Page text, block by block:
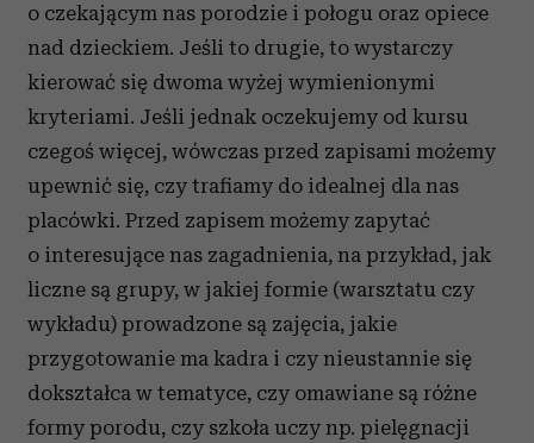
o czekającym nas porodzie i połogu oraz opiece
nad dzieckiem. Jeśli to drugie, to wystarczy
kierować się dwoma wyżej wymienionymi
kryteriami. Jeśli jednak oczekujemy od kursu
czegoś więcej, wówczas przed zapisami możemy
upewnić się, czy trafiamy do idealnej dla nas
placówki. Przed zapisem możemy zapytać
o interesujące nas zagadnienia, na przykład, jak
liczne są grupy, w jakiej formie (warsztatu czy
wykładu) prowadzone są zajęcia, jakie
przygotowanie ma kadra i czy nieustannie się
dokształca w tematyce, czy omawiane są różne
formy porodu, czy szkoła uczy np. pielęgnacji